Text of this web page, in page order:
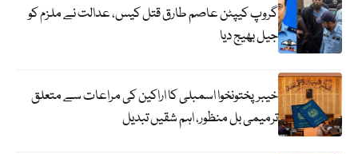
گروپ کیپٹن عاصم طارق قتل کیس، عدالت نے ملزم کو
جیل بھیج دیا
خیبرپختونخوا اسمبلی کا اراکین کی مراعات سے متعلق
ترمیمی بل منظور، اہم شقیں تبدیل